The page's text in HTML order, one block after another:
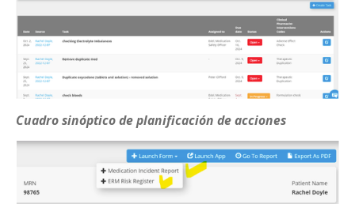
Cuadro sinóptico de planificación de acciones